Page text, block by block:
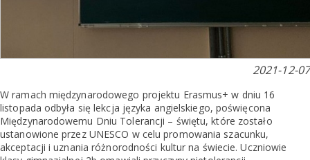
2021-12-07
W ramach międzynarodowego projektu Erasmus+ w dniu 16
listopada odbyła się lekcja języka angielskiego, poświęcona
Międzynarodowemu Dniu Tolerancji – świętu, które zostało
ustanowione przez UNESCO w celu promowania szacunku,
akceptacji i uznania różnorodności kultur na świecie. Uczniowie